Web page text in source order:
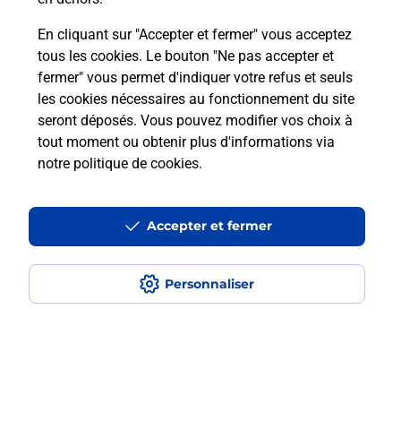
En cliquant sur "Accepter et fermer" vous acceptez
tous les cookies. Le bouton "Ne pas accepter et
fermer" vous permet d'indiquer votre refus et seuls
les cookies nécessaires au fonctionnement du site
seront déposés. Vous pouvez modifier vos choix à
tout moment ou obtenir plus d'informations via
notre politique de cookies.
Personnaliser
Accepter et fermer
avec La Poste Mobile ?
Est-ce que je peux utiliser mon forfait
à l’étranger avec La Poste Mobile ?
Est-ce que je peux payer mon
smartphone Samsung en plusieurs
fois avec La Poste Mobile ?
Est-ce que je peux assurer mon
smartphone Samsung ?